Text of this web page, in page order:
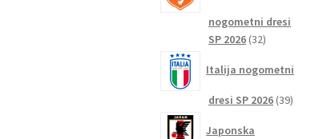
nogometni dresi
SP 2026 3232
Italija nogometni
dresi SP 2026 3939
Japonska